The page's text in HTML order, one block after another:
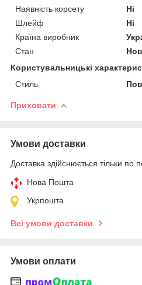
Наявність корсету
Ні
Шлейф
Ні
Країна виробник
Стан
Користувальницькі
Стиль
Приховати
Умови доставки
Доставка здійснюється тільки по
Нова Пошта
Укрпошта
Всі умови доставки
Умови оплати